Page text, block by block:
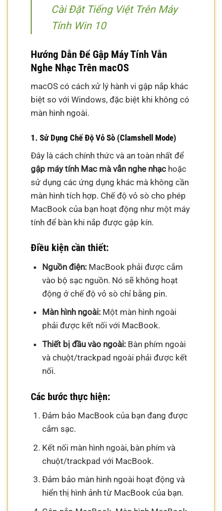
Cài Đặt Tiếng Việt Trên Máy
Tính Win 10
Hướng Dẫn Để Gập Máy Tính Vẫn
Nghe Nhạc Trên macOS
macOS có cách xử lý hành vi gập nắp khác
biệt so với Windows, đặc biệt khi không có
màn hình ngoài.
1. Sử Dụng Chế Độ Vỏ Sò (Clamshell Mode)
Đây là cách chính thức và an toàn nhất để
gập máy tính Mac mà vẫn nghe nhạc hoặc
sử dụng các ứng dụng khác mà không cần
màn hình tích hợp. Chế độ vỏ sò cho phép
MacBook của bạn hoạt động như một máy
tính để bàn khi nắp được gập kín.
Điều kiện cần thiết:
Nguồn điện:MacBook phải được cắm
vào bộ sạc nguồn. Nó sẽ không hoạt
động ở chế độ vỏ sò chỉ bằng pin.
Màn hình ngoài:Một màn hình ngoài
phải được kết nối với MacBook.
Thiết bị đầu vào ngoài:Bàn phím ngoài
và chuột/trackpad ngoài phải được kết
nối.
Các bước thực hiện:
Đảm bảo MacBook của bạn đang được
cắm sạc.
Kết nối màn hình ngoài, bàn phím và
chuột/trackpad với MacBook.
Đảm bảo màn hình ngoài hoạt động và
hiển thị hình ảnh từ MacBook của bạn.